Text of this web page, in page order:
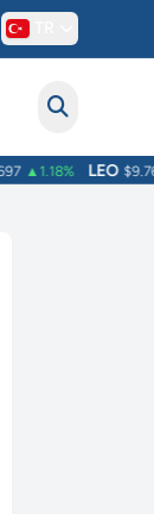
▲1.18% LEO $9.76